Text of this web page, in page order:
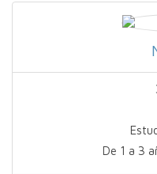
De 1 a 3